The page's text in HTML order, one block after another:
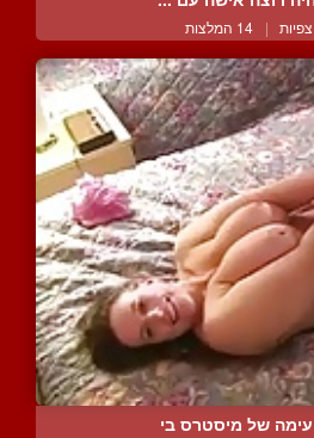
| 14 המלצות
של מיסטרס בי